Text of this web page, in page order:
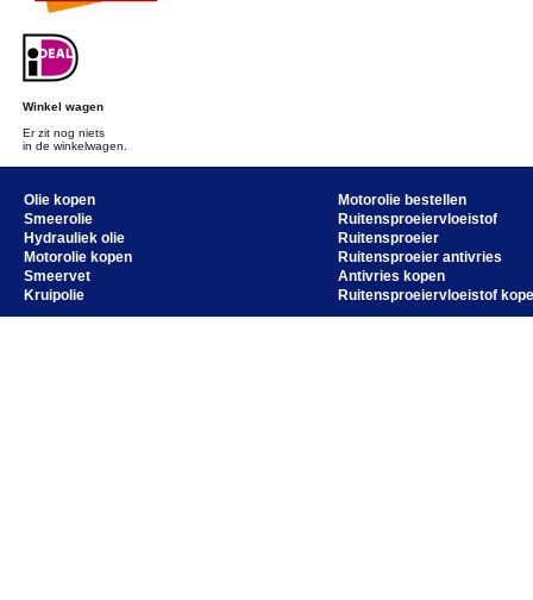
Winkel wagen
Er zit nog niets
in de winkelwagen.
Olie kopen
Smeerolie
Hydrauliek olie
Motorolie kopen
Smeervet
Kruipolie
Motorolie bestellen
Ruitensproeiervloeistof
Ruitensproeier
Ruitensproeier antivries
Antivries kopen
Ruitensproeiervloeistof